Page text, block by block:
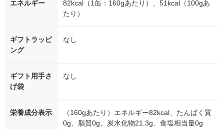
エネルギー
82kcal（1缶：160gあたり）、51kcal（100gあ
たり）
ギフトラッピ
ング
なし
ギフト用手さ
げ袋
なし
栄養成分表示
（160gあたり）エネルギー82kcal、たんぱく質
0g、脂質0g、炭水化物21.3g、食塩相当量0g